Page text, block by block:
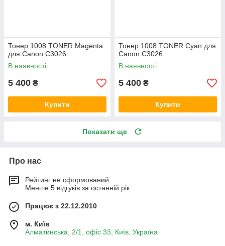
Тонер 1008 TONER Magenta
для Canon C3026
В наявності
5 400 ₴
Купити
Тонер 1008 TONER Cyan для
Canon C3026
В наявності
5 400 ₴
Купити
Показати ще
Про нас
Рейтинг не сформований
Менше 5 відгуків за останній рік
Працює з 22.12.2010
м. Київ
Алматинська, 2/1, офіс 33, Київ, Україна